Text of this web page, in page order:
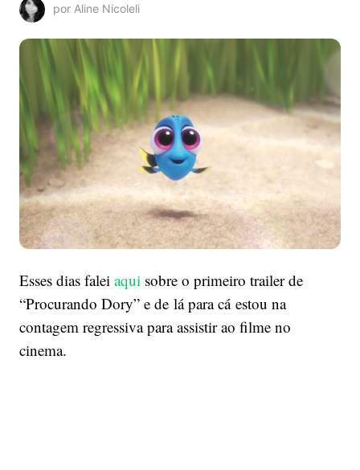
bebê
(e
não
sabemos
lidar
com
tanta
fofura)
por Aline Nicoleli
Esses dias falei aqui sobre o primeiro trailer de
“Procurando Dory” e de lá para cá estou na
contagem regressiva para assistir ao filme no
cinema.